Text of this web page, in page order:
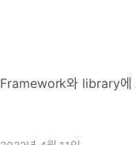
Framework와 library에